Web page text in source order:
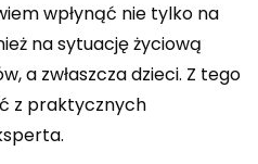
wpłynąć nie tylko na
na sytuację życiową
a zwłaszcza dzieci. Z tego
z praktycznych